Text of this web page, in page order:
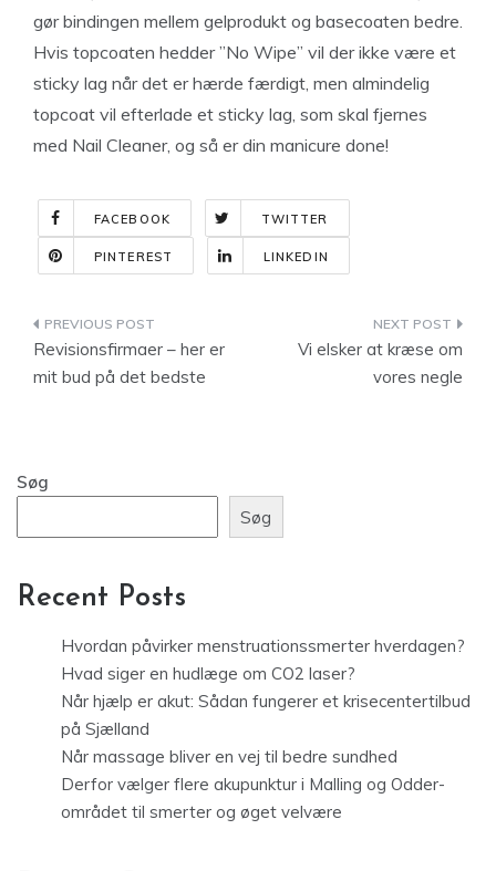
gør bindingen mellem gelprodukt og basecoaten bedre.
Hvis topcoaten hedder ”No Wipe” vil der ikke være et
sticky lag når det er hærde færdigt, men almindelig
topcoat vil efterlade et sticky lag, som skal fjernes
med Nail Cleaner, og så er din manicure done!
FACEBOOK TWITTER
PINTEREST LINKEDIN
Indlægsnavigation
Revisionsfirmaer – her er
mit bud på det bedste
Vi elsker at kræse om
vores negle
Søg
Søg
Recent Posts
Hvordan påvirker menstruationssmerter hverdagen?
Hvad siger en hudlæge om CO2 laser?
Når hjælp er akut: Sådan fungerer et krisecentertilbud
på Sjælland
Når massage bliver en vej til bedre sundhed
Derfor vælger flere akupunktur i Malling og Odder-
området til smerter og øget velvære